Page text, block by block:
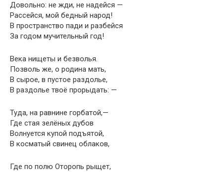
Довольно: не жди, не надейся —
Рассейся, мой бедный народ!
В пространство пади и разбейся
За годом мучительный год!
Века нищеты и безволья.
Позволь же, о родина мать,
В сырое, в пустое раздолье,
В раздолье твоё прорыдать: —
Туда, на равнине горбатой,—
Где стая зелёных дубов
Волнуется купой подъятой,
В косматый свинец облаков,
Где по полю Оторопь рыщет,